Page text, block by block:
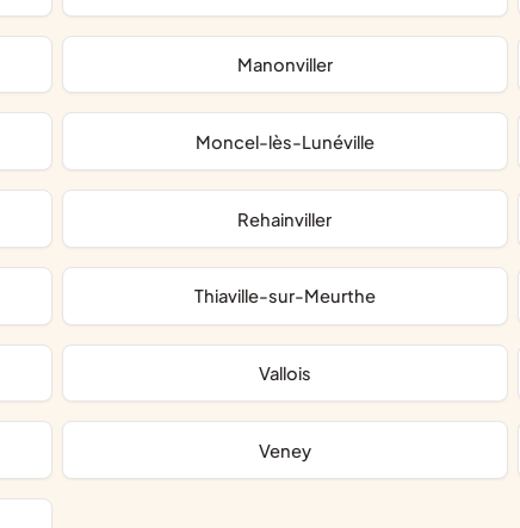
Manonviller
Moncel-lès-Lunéville
Rehainviller
Thiaville-sur-Meurthe
Vallois
Veney